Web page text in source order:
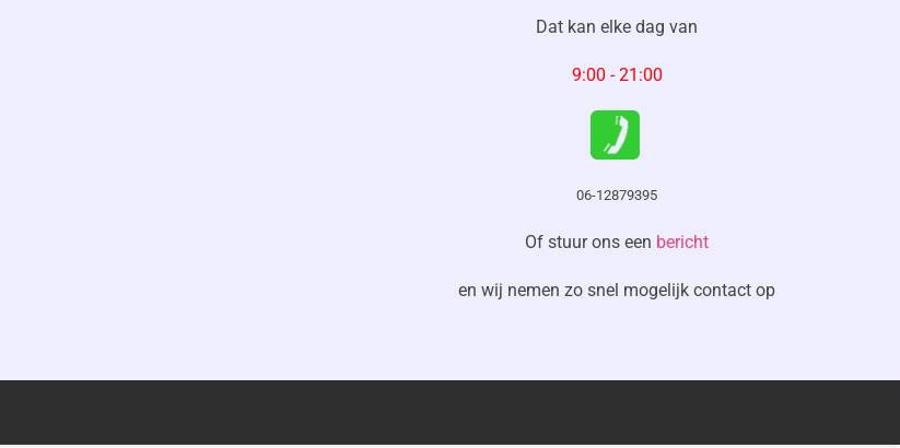
Dat kanelke dag van
9:00 - 21:00
06-12879395
Of stuur ons een bericht
en wij nemen zo snel mogelijk contact op